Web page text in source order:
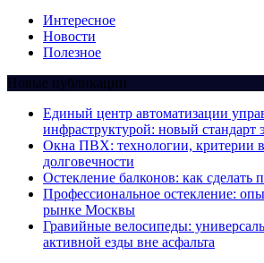
Интересное
Новости
Полезное
Новые публикации
Единый центр автоматизации
инфраструктурой: новый стандарт
Окна ПВХ: технологии, критерии
долговечности
Остекление балконов: как сделать
Профессиональное остекление:
рынке Москвы
Гравийные велосипеды:
активной езды вне асфальта